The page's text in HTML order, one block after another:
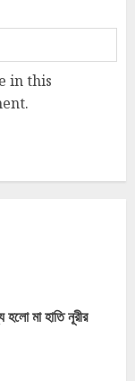
in this
মা হাতি নূরীর